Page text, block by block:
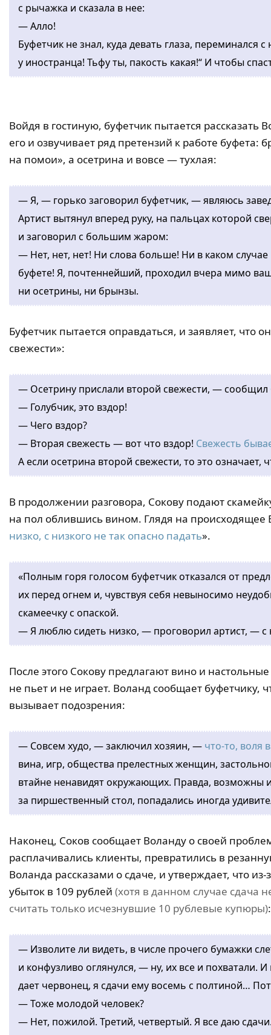
с рычажка и сказала в нее:
— Алло!
Буфетчик не знал, куда девать глаза, переминался
у иностранца! Тьфу ты, пакость какая!“ И чтобы
Войдя в гостиную, буфетчик пытается рассказать
его и озвучивает ряд претензий к работе
на помои», а осетрина и вовсе — тухлая:
— Я, — горько заговорил буфетчик, — являюсь
Артист вытянул вперед руку, на пальцах которой
и заговорил с большим жаром:
— Нет, нет, нет! Ни слова больше! Ни в каком
буфете! Я, почтеннейший, проходил вчера мимо
ни осетрины, ни брынзы.
Буфетчик пытается оправдаться, и заявляет, что
свежести»:
— Осетрину прислали второй свежести, — сообщил
— Голубчик, это вздор!
— Чего вздор?
— Вторая свежесть — вот что вздор! Свежесть
А если осетрина второй свежести, то это означает,
В продолжении разговора, Сокову подают
на пол облившись вином. Глядя на происходящее
низко, с низкого не так опасно падать».
«Полным горя голосом буфетчик отказался от
их перед огнем и, чувствуя себя невыносимо
скамеечку с опаской.
— Я люблю сидеть низко, — проговорил артист, — с
После этого Сокову предлагают вино и
не пьет и не играет. Воланд сообщает буфетчику,
вызывает подозрения:
— Совсем худо, — заключил хозяин, — что-то, воля
вина, игр, общества прелестных женщин,
втайне ненавидят окружающих. Правда, возможны
за пиршественный стол, попадались иногда
Наконец, Соков сообщает Воланду о своей
расплачивались клиенты, превратились в
Воланда рассказами о сдаче, и утверждает, что
убыток в 109 рублей (хотя в данном случае сдача
считать только исчезнувшие 10 рублевые купюры):
— Изволите ли видеть, в числе прочего бумажки
и конфузливо оглянулся, — ну, их все и похватали.
дает червонец, я сдачи ему восемь с полтиной…
— Тоже молодой человек?
— Нет, пожилой. Третий, четвертый. Я все даю